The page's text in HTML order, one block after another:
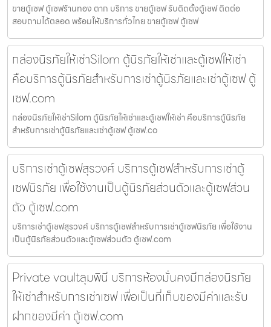
ขายตู้เซฟ ตู้เซฟร้านทอง ตาก บริการ ขายตู้เซฟ รับติดตั้งตู้เซฟ ติดต่อ
สอบถามได้ตลอด พร้อมให้บริการทั่วไทย ขายตู้เซฟ ตู้เซฟ
กล่องนิรภัยให้เช่าSilom ตู้นิรภัยให้เช่าและตู้เซฟให้เช่า
คือบริการตู้นิรภัยสำหรับการเช่าตู้นิรภัยและเช่าตู้เซฟ ตู้
เซฟ.com
กล่องนิรภัยให้เช่าSilom ตู้นิรภัยให้เช่าและตู้เซฟให้เช่า คือบริการตู้นิรภัย
สำหรับการเช่าตู้นิรภัยและเช่าตู้เซฟ ตู้เซฟ.co
บริการเช่าตู้เซฟสุรวงศ์ บริการตู้เซฟสำหรับการเช่าตู้
เซฟนิรภัย เพื่อใช้งานเป็นตู้นิรภัยส่วนตัวและตู้เซฟส่วน
ตัว ตู้เซฟ.com
บริการเช่าตู้เซฟสุรวงศ์ บริการตู้เซฟสำหรับการเช่าตู้เซฟนิรภัย เพื่อใช้งาน
เป็นตู้นิรภัยส่วนตัวและตู้เซฟส่วนตัว ตู้เซฟ.com
Private vaultลุมพินี บริการห้องมั่นคงมีกล่องนิรภัย
ให้เช่าสำหรับการเช่าเซฟ เพื่อเป็นที่เก็บของมีค่าและรับ
ฝากของมีค่า ตู้เซฟ.com